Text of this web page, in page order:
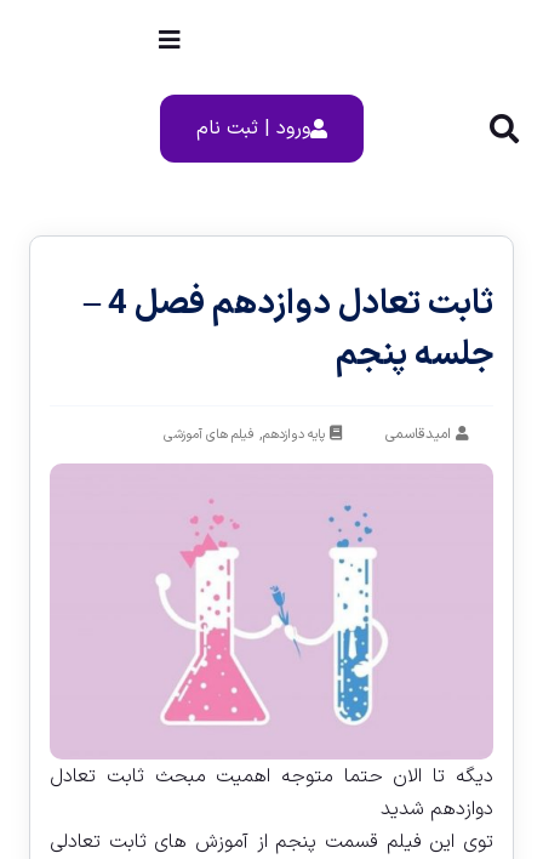
ورود | ثبت نام
ثابت تعادل دوازدهم فصل 4 –
جلسه پنجم
امیدقاسمی پایه دوازدهم, فیلم های آموزشی
دیگه تا الان حتما متوجه اهمیت مبحث ثابت تعادل
دوازدهم شدید
توی این فیلم قسمت پنجم از آموزش های ثابت تعادلی